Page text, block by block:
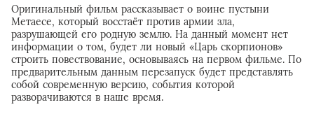
Оригинальный фильм рассказывает о воине пустыни
Метаесе, который восстаёт против армии зла,
разрушающей его родную землю. На данный момент нет
информации о том, будет ли новый «Царь скорпионов»
строить повествование, основываясь на первом фильме. По
предварительным данным перезапуск будет представлять
собой современную версию, события которой
разворачиваются в наше время.